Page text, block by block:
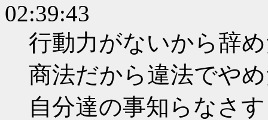
02:39:43
行動力がないから辞
商法だから違法でや
自分達の事知らなさ